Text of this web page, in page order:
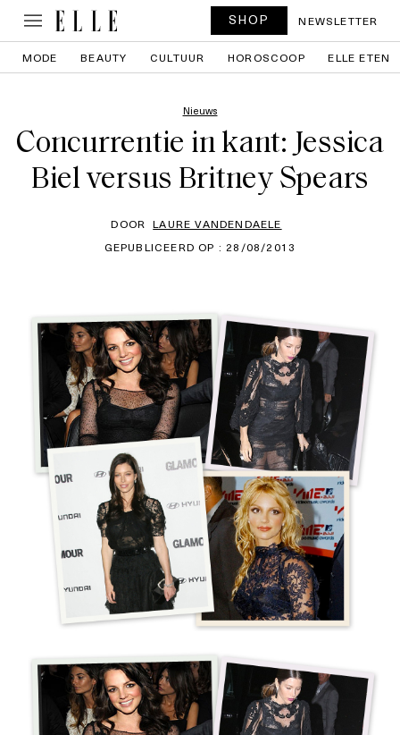
SHOP NEWSLETTER
MODE BEAUTY CULTUUR HOROSCOOP ELLE ETEN
Nieuws
Concurrentie in kant: Jessica
Biel versus Britney Spears
DOOR LAURE VANDENDAELE
GEPUBLICEERD OP : 28/08/2013